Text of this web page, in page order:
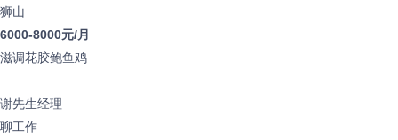
狮山
6000-8000元/月
滋调花胶鲍鱼鸡
谢先生经理
聊工作